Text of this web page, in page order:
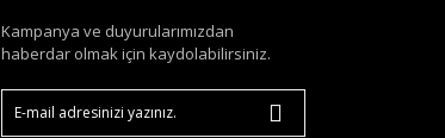
Kampanya ve duyurularımızdan
haberdar olmak için kaydolabilirsiniz.